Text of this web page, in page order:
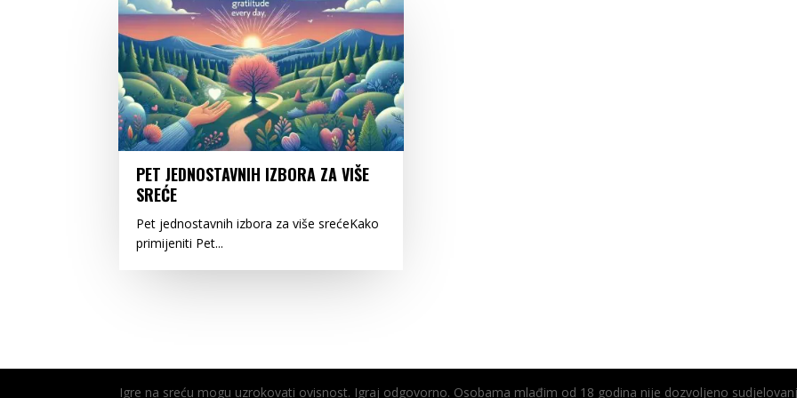
PET JEDNOSTAVNIH IZBORA ZA VIŠE
SREĆE
Pet jednostavnih izbora za više srećeKako
primijeniti Pet...
Igre na sreću mogu uzrokovati ovisnost. Igraj odgovorno. Osobama mlađim od 18 godina nije dozvoljeno